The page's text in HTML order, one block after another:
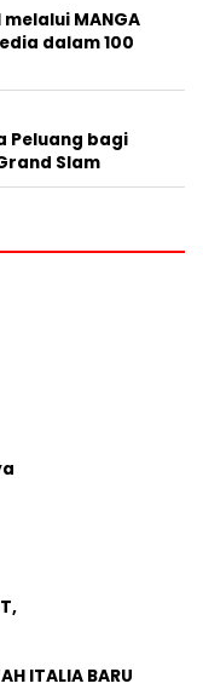
MANGA
dalam 100
Peluang bagi
Slam
ITALIA BARU